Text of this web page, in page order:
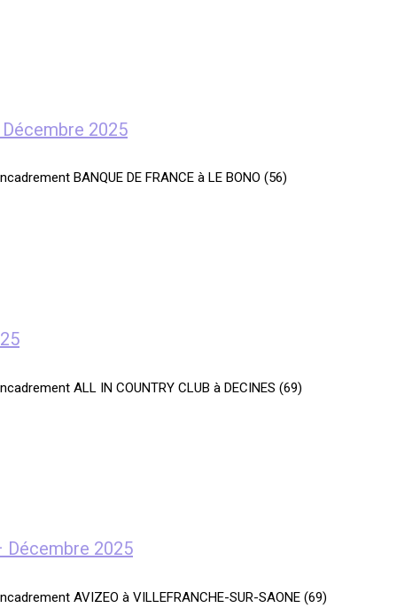
2025
BANQUE DE FRANCE à LE BONO (56)
ALL IN COUNTRY CLUB à DECINES (69)
Décembre 2025
AVIZEO à VILLEFRANCHE-SUR-SAONE (69)